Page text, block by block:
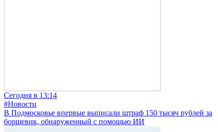
Сегодня в 13:14
#Новости
В Подмосковье впервые выписали штраф 150 тысяч рублей за
борщевик, обнаруженный с помощью ИИ